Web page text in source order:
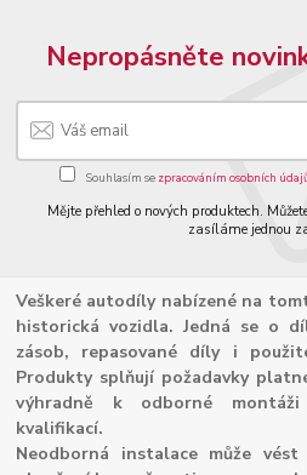
Nepropásněte
Souhlasím se zpracováním osobních
Mějte přehled o nových produktech.
zasíláme jednou
Veškeré autodíly nabízené na
historická vozidla. Jedná se o
zásob, repasované díly i
Produkty splňují požadavky
výhradně k odborné
kvalifikací.
Neodborná instalace může